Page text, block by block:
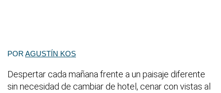
POR AGUSTÍN KOS
Despertar cada mañana frente a un paisaje diferente
sin necesidad de cambiar de hotel, cenar con vistas al